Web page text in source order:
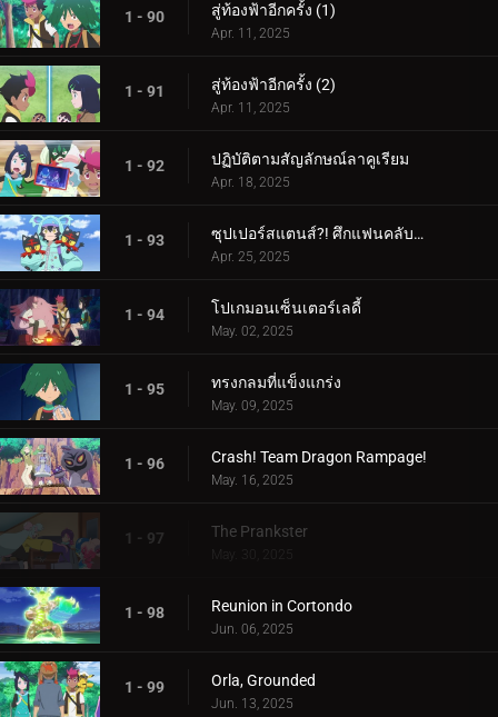
1 - 90 สู่ท้องฟ้าอีกครั้ง (1)
Apr. 11, 2025
1 - 91 สู่ท้องฟ้าอีกครั้ง (2)
Apr. 11, 2025
1 - 92 ปฏิบัติตามสัญลักษณ์ลาคูเรียม
Apr. 18, 2025
1 - 93 ซุปเปอร์สแตนส์?! ศึกแฟนคลับคุรุมิน!!
Apr. 25, 2025
1 - 94 โปเกมอนเซ็นเตอร์เลดี้
May. 02, 2025
1 - 95 ทรงกลมที่แข็งแกร่ง
May. 09, 2025
1 - 96 Crash! Team Dragon Rampage!
May. 16, 2025
1 - 97 The Prankster
1 - 98 Reunion in Cortondo
Jun. 06, 2025
1 - 99 Orla, Grounded
Jun. 13, 2025